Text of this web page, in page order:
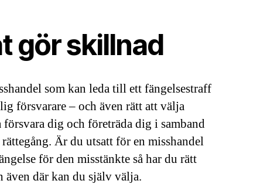
gör skillnad
som kan leda till ett fängelsestraff
försvarare – och även rätt att välja
dig och företräda dig i samband
Är du utsatt för en misshandel
för den misstänkte så har du rätt
där kan du själv välja.